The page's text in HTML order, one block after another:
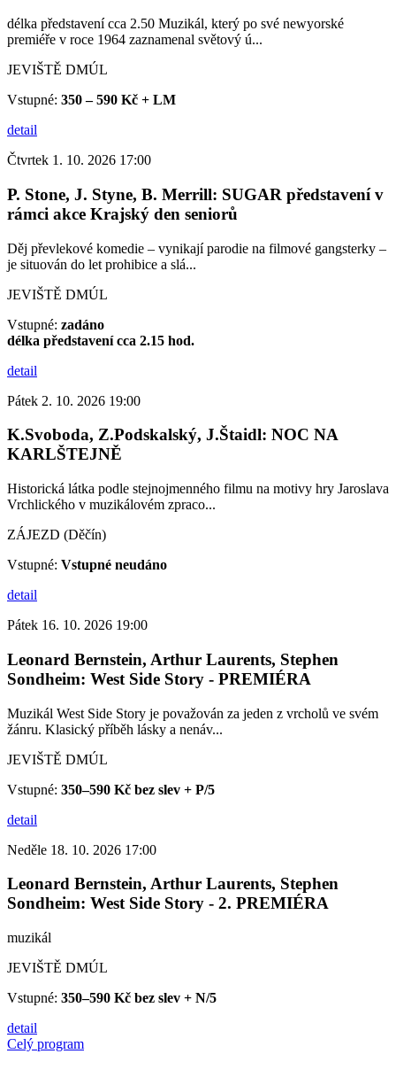
délka představení cca 2.50 Muzikál, který po své newyorské
premiéře v roce 1964 zaznamenal světový ú...
JEVIŠTĚ DMÚL
Vstupné: 350 – 590 Kč + LM
detail
Čtvrtek 1. 10. 2026 17:00
P. Stone, J. Styne, B. Merrill: SUGAR představení v
rámci akce Krajský den seniorů
Děj převlekové komedie – vynikají parodie na filmové gangsterky –
je situován do let prohibice a slá...
JEVIŠTĚ DMÚL
Vstupné: zadáno
délka představení cca 2.15 hod.
detail
Pátek 2. 10. 2026 19:00
K.Svoboda, Z.Podskalský, J.Štaidl: NOC NA
KARLŠTEJNĚ
Historická látka podle stejnojmenného filmu na motivy hry Jaroslava
Vrchlického v muzikálovém zpraco...
ZÁJEZD (Děčín)
Vstupné: Vstupné neudáno
detail
Pátek 16. 10. 2026 19:00
Leonard Bernstein, Arthur Laurents, Stephen
Sondheim: West Side Story - PREMIÉRA
Muzikál West Side Story je považován za jeden z vrcholů ve svém
žánru. Klasický příběh lásky a nenáv...
JEVIŠTĚ DMÚL
Vstupné: 350–590 Kč bez slev + P/5
detail
Neděle 18. 10. 2026 17:00
Leonard Bernstein, Arthur Laurents, Stephen
Sondheim: West Side Story - 2. PREMIÉRA
muzikál
JEVIŠTĚ DMÚL
Vstupné: 350–590 Kč bez slev + N/5
detail
Celý program